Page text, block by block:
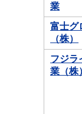
業
富士グ
（株）
フジラ
業（株